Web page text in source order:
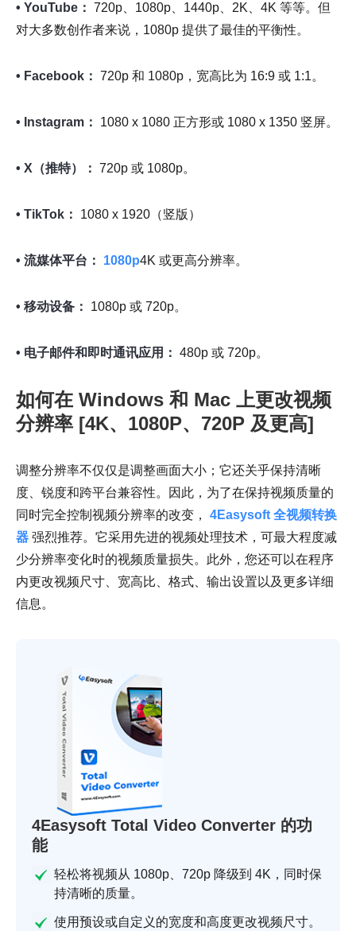
• YouTube： 720p、1080p、1440p、2K、4K 等等。但
对大多数创作者来说，1080p 提供了最佳的平衡性。
• Facebook： 720p 和 1080p，宽高比为 16:9 或 1:1。
• Instagram： 1080 x 1080 正方形或 1080 x 1350 竖屏。
• X（推特）： 720p 或 1080p。
• TikTok： 1080 x 1920（竖版）
• 流媒体平台： 1080p4K 或更高分辨率。
• 移动设备： 1080p 或 720p。
• 电子邮件和即时通讯应用： 480p 或 720p。
如何在 Windows 和 Mac 上更改视频
分辨率 [4K、1080P、720P 及更高]
调整分辨率不仅仅是调整画面大小；它还关乎保持清晰
度、锐度和跨平台兼容性。因此，为了在保持视频质量的
同时完全控制视频分辨率的改变， 4Easysoft 全视频转换
器 强烈推荐。它采用先进的视频处理技术，可最大程度减
少分辨率变化时的视频质量损失。此外，您还可以在程序
内更改视频尺寸、宽高比、格式、输出设置以及更多详细
信息。
4Easysoft Total Video Converter 的功
能
轻松将视频从 1080p、720p 降级到 4K，同时保
持清晰的质量。
使用预设或自定义的宽度和高度更改视频尺寸。